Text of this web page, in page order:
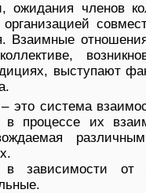
ожидания членов
выступают
– это система
процессе их
зависимости от